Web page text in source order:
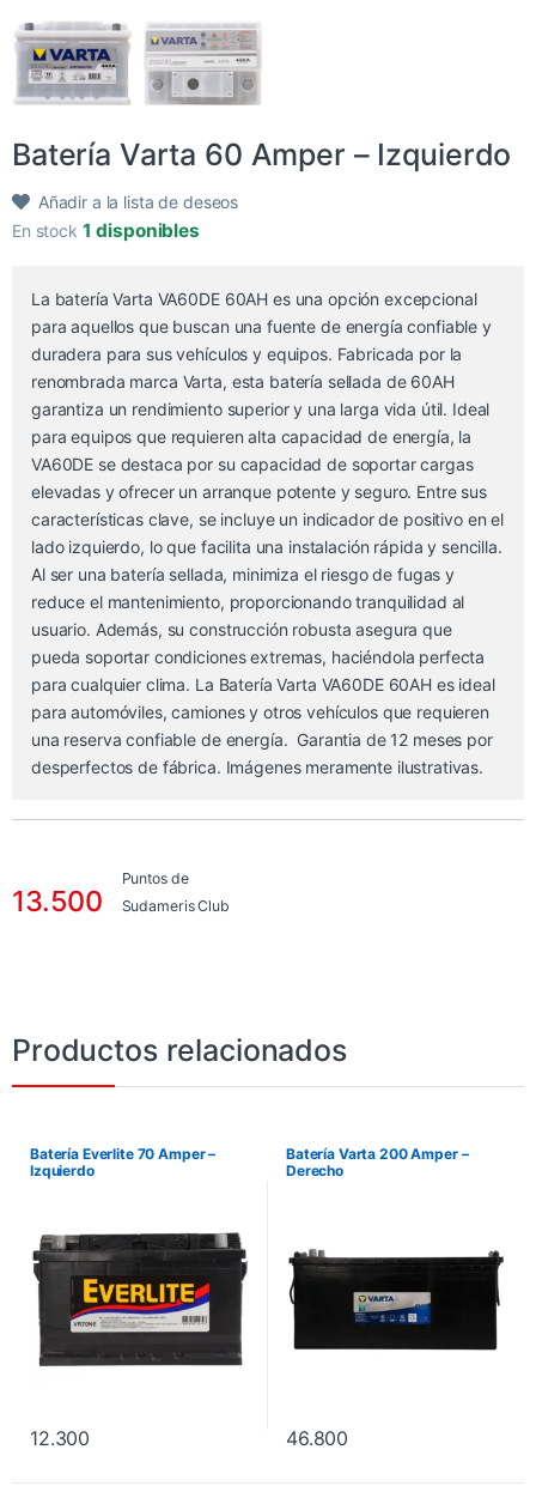
Batería Varta 60 Amper – Izquierdo
Añadir a la lista de deseos
En stock 1 disponibles
La batería Varta VA60DE 60AH es una opción excepcional
para aquellos que buscan una fuente de energía confiable y
duradera para sus vehículos y equipos. Fabricada por la
renombrada marca Varta, esta batería sellada de 60AH
garantiza un rendimiento superior y una larga vida útil. Ideal
para equipos que requieren alta capacidad de energía, la
VA60DE se destaca por su capacidad de soportar cargas
elevadas y ofrecer un arranque potente y seguro. Entre sus
características clave, se incluye un indicador de positivo en el
lado izquierdo, lo que facilita una instalación rápida y sencilla.
Al ser una batería sellada, minimiza el riesgo de fugas y
reduce el mantenimiento, proporcionando tranquilidad al
usuario. Además, su construcción robusta asegura que
pueda soportar condiciones extremas, haciéndola perfecta
para cualquier clima. La Batería Varta VA60DE 60AH es ideal
para automóviles, camiones y otros vehículos que requieren
una reserva confiable de energía. Garantia de 12 meses por
desperfectos de fábrica. Imágenes meramente ilustrativas.
13.500
Puntos de
Sudameris Club
Productos relacionados
Batería Everlite 70 Amper –
Izquierdo
12.300
Batería Varta 200 Amper –
Derecho
46.800